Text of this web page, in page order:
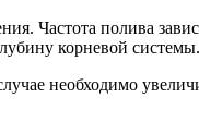
Частота полива
корневой системы.
необходимо